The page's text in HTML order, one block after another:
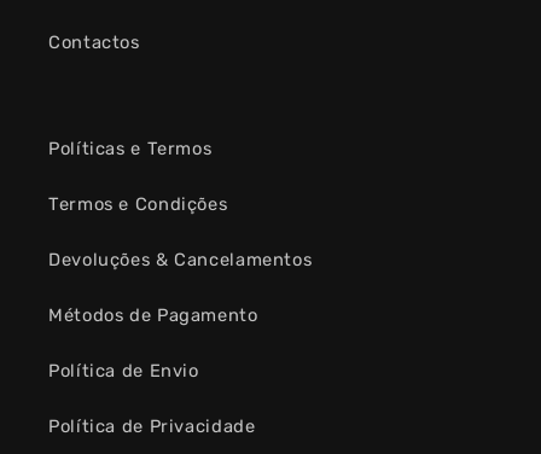
Contactos
Políticas e Termos
Termos e Condições
Devoluções & Cancelamentos
Métodos de Pagamento
Política de Envio
Política de Privacidade